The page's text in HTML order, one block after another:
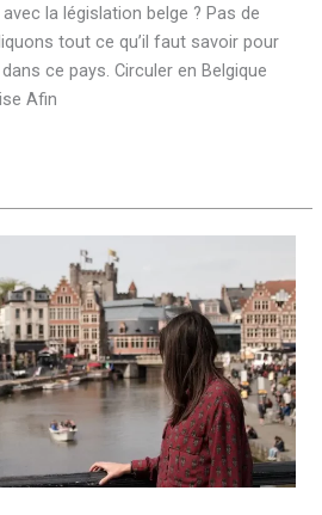
la législation belge ? Pas de
tout ce qu’il faut savoir pour
ce pays. Circuler en Belgique
Afin